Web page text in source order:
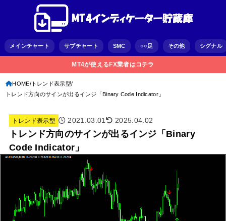
メインチャート サブチャート SMC ○○足 その他 シグナル
MT4が使えるFX業者はコチラ
HOME トレンド表示型
トレンド方向のサインが出るインジ「Binary Code Indicator」
トレンド表示型 2021.03.01 2025.04.02
トレンド方向のサインが出るインジ「Binary
Code Indicator」